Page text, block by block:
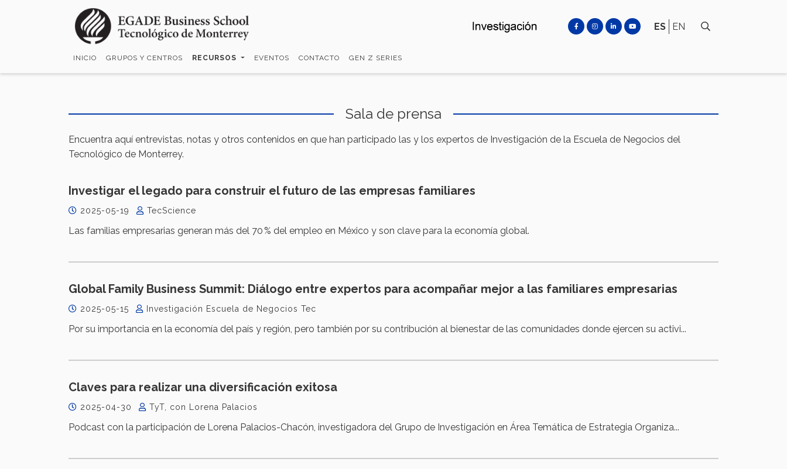
ES EN
INICIO GRUPOS Y CENTROS RECURSOS EVENTOS CONTACTO GEN Z SERIES
Sala de prensa
Encuentra aquí entrevistas, notas y otros contenidos en que han participado las y los expertos de Investigación de la Escuela de Negocios del
Tecnológico de Monterrey.
Investigar el legado para construir el futuro de las empresas familiares
2025-05-19 TecScience
Las familias empresarias generan más del 70 % del empleo en México y son clave para la economía global.
Global Family Business Summit: Diálogo entre expertos para acompañar mejor a las familiares empresarias
2025-05-15 Investigación Escuela de Negocios Tec
Por su importancia en la economía del país y región, pero también por su contribución al bienestar de las comunidades donde ejercen su activi...
Claves para realizar una diversificación exitosa
2025-04-30 TyT, con Lorena Palacios
Podcast con la participación de Lorena Palacios-Chacón, investigadora del Grupo de Investigación en Área Temática de Estrategia Organiza...